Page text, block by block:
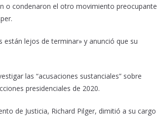
o condenaron el otro movimiento preocupante
están lejos de terminar» y anunció que su
las “acusaciones sustanciales” sobre
presidenciales de 2020.
de Justicia, Richard Pilger, dimitió a su cargo